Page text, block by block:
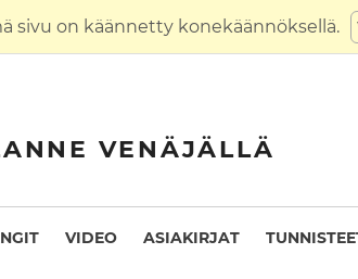
sivu on käännetty konekäännöksellä.
VENÄJÄLLÄ
VIDEO ASIAKIRJAT